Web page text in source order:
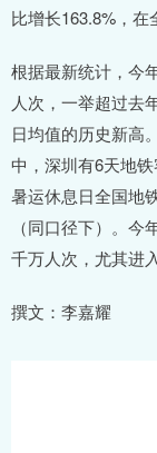
比增长163.8%，在
根据最新统计，今
人次，一举超过去
日均值的历史新高
中，深圳有6天地
暑运休息日全国地
（同口径下）。
千万人次，尤其进
撰文：李嘉耀